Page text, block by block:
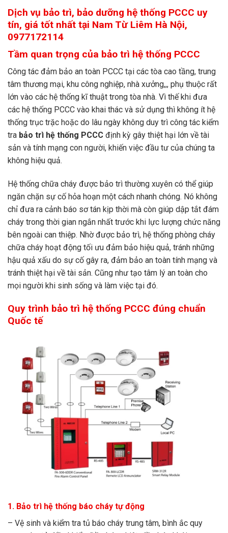
Dịch vụ bảo trì, bảo dưỡng hệ thống PCCC uy
tín, giá tốt nhất tại Nam Từ Liêm Hà Nội,
0977172114
Tầm quan trọng của bảo trì hệ thống PCCC
Công tác đảm bảo an toàn PCCC tại các tòa cao tầng, trung
tâm thương mại, khu công nghiệp, nhà xưởng,,, phụ thuộc rất
lớn vào các hệ thống kĩ thuật trong tòa nhà. Vì thế khi đưa
các hệ thống PCCC vào khai thác và sử dụng thì không ít hệ
thống trục trặc hoặc do lâu ngày không duy trì công tác kiểm
tra bảo trì hệ thống PCCC định kỳ gây thiệt hại lớn về tài
sản và tính mạng con người, khiến việc đầu tư của chúng ta
không hiệu quả.
Hệ thống chữa cháy được bảo trì thường xuyên có thể giúp
ngăn chặn sự cố hỏa hoạn một cách nhanh chóng. Nó không
chỉ đưa ra cảnh báo sơ tán kịp thời mà còn giúp dập tắt đám
cháy trong thời gian ngắn nhất trước khi lực lượng chức năng
bên ngoài can thiệp. Nhờ được bảo trì, hệ thống phòng cháy
chữa cháy hoạt động tối ưu đảm bảo hiệu quả, tránh những
hậu quả xấu do sự cố gây ra, đảm bảo an toàn tính mạng và
tránh thiệt hại về tài sản. Cũng như tạo tâm lý an toàn cho
mọi người khi sinh sống và làm việc tại đó.
Quy trình bảo trì hệ thống PCCC đúng chuẩn
Quốc tế
​1. Bảo trì hệ thống báo cháy tự động
– Vệ sinh và kiểm tra tủ báo cháy trung tâm, bình ắc quy